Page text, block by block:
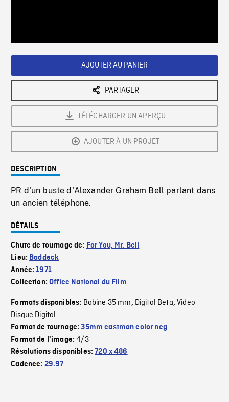
AJOUTER AU PANIER
PARTAGER
TÉLÉCHARGER UN APERÇU
AJOUTER À UN PROJET
DESCRIPTION
PR d'un buste d'Alexander Graham Bell parlant dans
un ancien téléphone.
DÉTAILS
Chute de tournage de: For You, Mr. Bell
Lieu: Baddeck
Année:1971
Collection:Office National du Film
Formats disponibles: Bobine 35 mm, Digital Beta,Video
Disque Digital
Format de tournage:35mm eastman color neg
Format de l'image:4/3
Résolutions disponibles:720 x 486
Cadence: 29.97